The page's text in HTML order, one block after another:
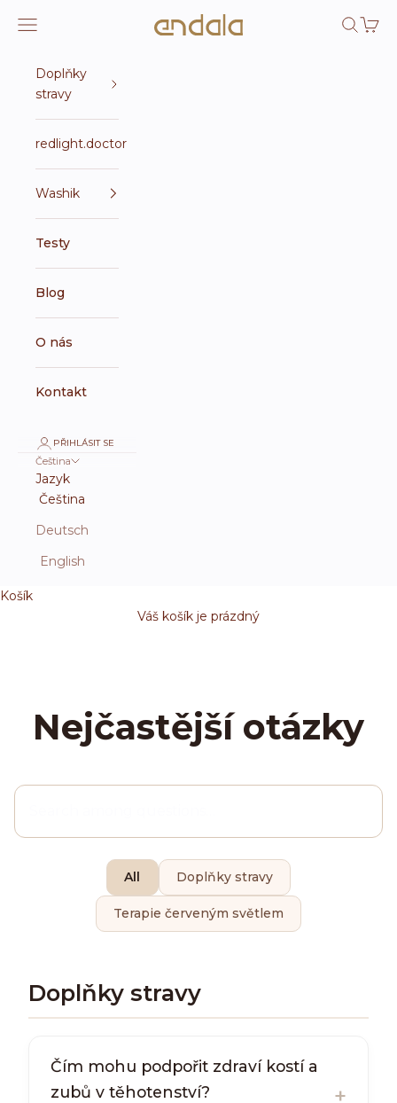
Endala e-shop
Otevřít navigační menu Otevřít
Doplňky
stravy
redlight.doctor
Washik
Testy
Blog
O nás
Kontakt
PŘIHLÁSIT SE
Čeština
Jazyk
Čeština
Deutsch
English
Košík
Váš košík je prázdný
Nejčastější otázky
All Doplňky stravy
Terapie červeným světlem
Doplňky stravy
Čím mohu podpořit zdraví kostí a
zubů v těhotenství?